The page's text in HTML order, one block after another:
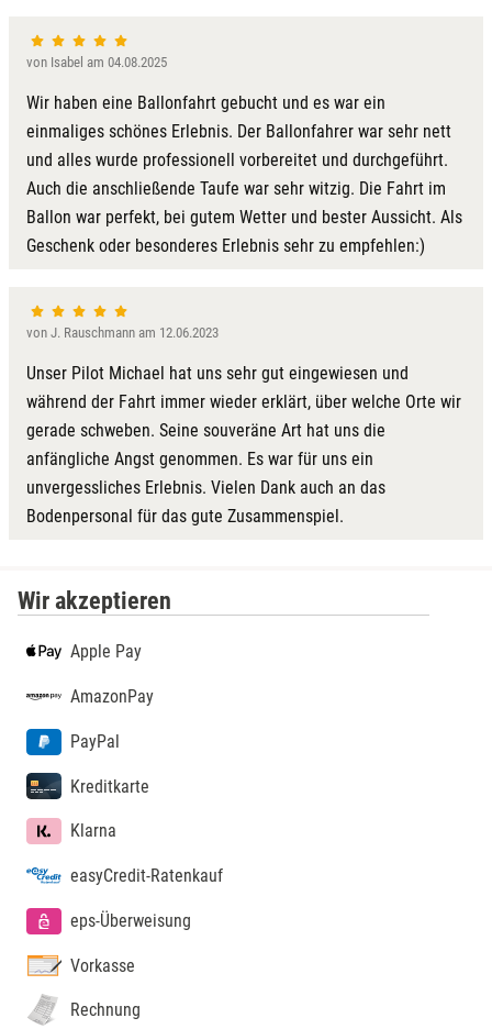
von Isabel am 04.08.2025
Wir haben eine Ballonfahrt gebucht und es war ein
einmaliges schönes Erlebnis. Der Ballonfahrer war sehr nett
und alles wurde professionell vorbereitet und durchgeführt.
Auch die anschließende Taufe war sehr witzig. Die Fahrt im
Ballon war perfekt, bei gutem Wetter und bester Aussicht. Als
Geschenk oder besonderes Erlebnis sehr zu empfehlen:)
von J. Rauschmann am 12.06.2023
Unser Pilot Michael hat uns sehr gut eingewiesen und
während der Fahrt immer wieder erklärt, über welche Orte wir
gerade schweben. Seine souveräne Art hat uns die
anfängliche Angst genommen. Es war für uns ein
unvergessliches Erlebnis. Vielen Dank auch an das
Bodenpersonal für das gute Zusammenspiel.
Wir akzeptieren
Apple Pay
AmazonPay
PayPal
Kreditkarte
Klarna
easyCredit-Ratenkauf
eps-Überweisung
Vorkasse
Rechnung